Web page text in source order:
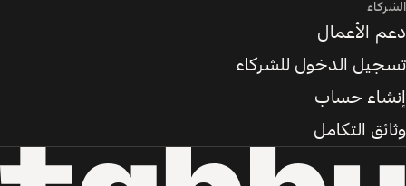
الشركاء
دعم الأعمال
تسجيل الدخول للشركاء
إنشاء حساب
وثائق التكامل